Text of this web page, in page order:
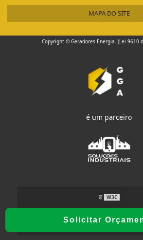
Solicitar
MAPA DO SITE
Copyright © Geradores Energia. (Lei 9610
é um parceiro
W3C
W3C